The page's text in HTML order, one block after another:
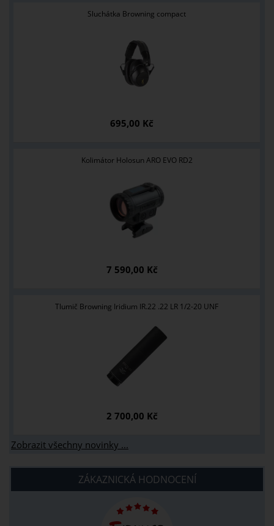
Sluchátka Browning compact
695,00 Kč
Kolimátor Holosun ARO EVO RD2
7 590,00 Kč
Tlumič Browning Iridium IR.22 .22 LR 1/2-20 UNF
2 700,00 Kč
Zobrazit všechny novinky ...
ZÁKAZNICKÁ HODNOCENÍ